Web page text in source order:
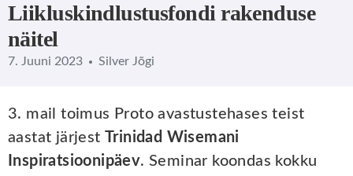
Liikluskindlustusfondi rakenduse
näitel
7. Juuni 2023 Silver Jõgi
3. mail toimus Proto avastustehases teist
aastat järjest
Trinidad Wisemani
Inspiratsioonipäev. Seminar koondas kokku